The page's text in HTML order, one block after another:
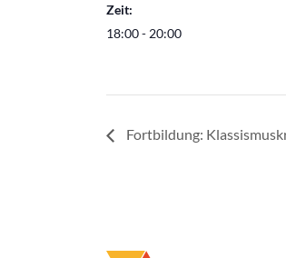
Zeit:
18:00 - 20:00
Fortbildung: